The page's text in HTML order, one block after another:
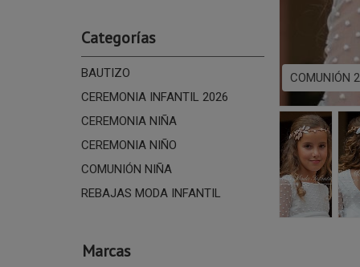
Categorías
BAUTIZO
CEREMONIA INFANTIL 2026
CEREMONIA NIÑA
CEREMONIA NIÑO
COMUNIÓN NIÑA
REBAJAS MODA INFANTIL
Marcas
COMUNIÓN